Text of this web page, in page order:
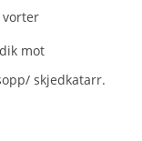
vorter
mot
skjedkatarr.